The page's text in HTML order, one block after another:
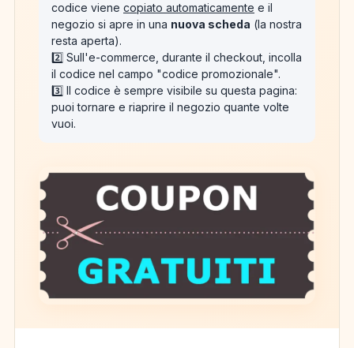
codice viene copiato automaticamente e il
negozio si apre in una nuova scheda (la nostra
resta aperta).
2️⃣ Sull'e-commerce, durante il checkout, incolla
il codice nel campo "codice promozionale".
3️⃣ Il codice è sempre visibile su questa pagina:
puoi tornare e riaprire il negozio quante volte
vuoi.